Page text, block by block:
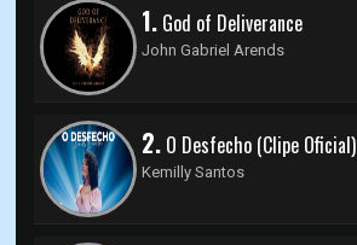
1. God of Deliverance
John Gabriel Arends
2. O Desfecho (Clipe Oficial)
Kemilly Santos